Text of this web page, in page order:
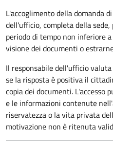
L'accoglimento della domanda
dell'ufficio, completa della
periodo di tempo non inferiore
visione dei documenti o
Il responsabile dell'ufficio
se la risposta è positiva il
copia dei documenti. L'accesso
e le informazioni contenute
riservatezza o la vita privata
motivazione non è ritenuta